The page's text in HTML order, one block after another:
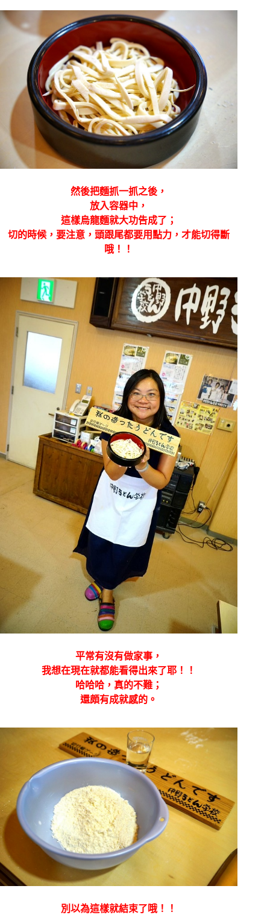
然後把麵抓一抓之後，
放入容器中，
這樣烏龍麵就大功告成了；
切的時候，要注意，頭跟尾都要用點力，才能切得斷
哦！！
平常有沒有做家事，
我想在現在就都能看得出來了耶！！
哈哈哈，真的不難；
還頗有成就感的。
別以為這樣就結束了哦！！